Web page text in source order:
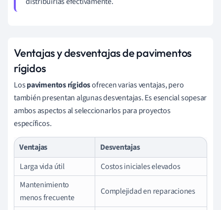
Ventajas y desventajas de pavimentos
rígidos
Lospavimentos rígidosofrecen varias ventajas, pero
también presentan algunas desventajas. Es esencial sopesar
ambos aspectos al seleccionarlos para proyectos
específicos.
Ventajas
Desventajas
Larga vida útil
Costos iniciales elevados
Mantenimiento
menos frecuente
Complejidad en reparaciones